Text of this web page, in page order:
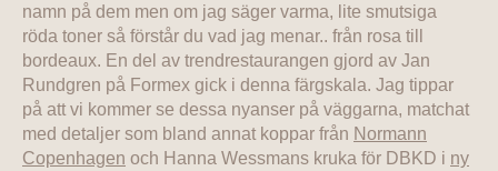
namn på dem men om jag säger varma, lite smutsiga
röda toner så förstår du vad jag menar.. från rosa till
bordeaux. En del av trendrestaurangen gjord av Jan
Rundgren på Formex gick i denna färgskala. Jag tippar
på att vi kommer se dessa nyanser på väggarna, matchat
med detaljer som bland annat koppar från Normann
Copenhagen och Hanna Wessmans kruka för DBKD i ny